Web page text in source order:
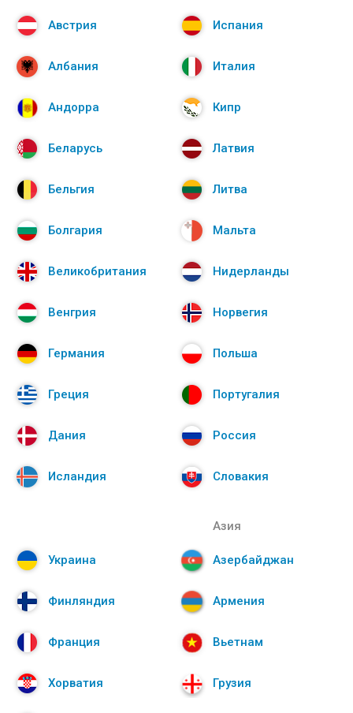
Австрия
Албания
Андорра
Беларусь
Бельгия
Болгария
Великобритания
Венгрия
Германия
Греция
Дания
Исландия
Испания
Италия
Кипр
Латвия
Литва
Мальта
Нидерланды
Норвегия
Польша
Португалия
Россия
Словакия
Украина
Финляндия
Франция
Хорватия
Азия
Азербайджан
Армения
Вьетнам
Грузия